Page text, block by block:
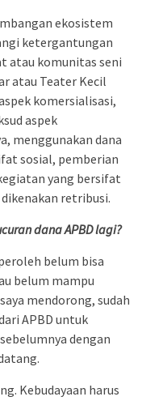
ekosistem
ketergantungan
atau komunitas seni
atau Teater Kecil
komersialisasi,
aspek
menggunakan dana
sosial, pemberian
yang bersifat
retribusi.
dana APBD lagi?
belum bisa
belum mampu
mendorong, sudah
APBD untuk
dengan
Kebudayaan harus